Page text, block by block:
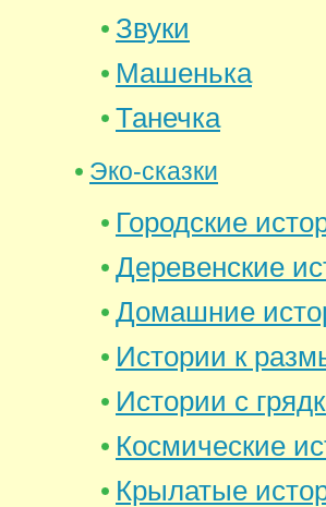
Звуки
Машенька
Танечка
Эко-сказки
Городские
Деревенские
Домашние
Истории к
Истории с
Космические
Крылатые